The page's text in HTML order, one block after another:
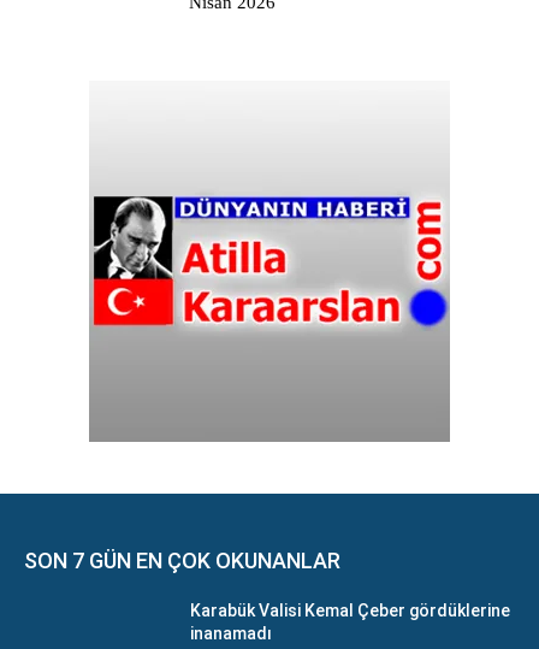
SON 7 GÜN EN ÇOK OKUNANLAR
Karabük Valisi Kemal Çeber gördüklerine
inanamadı